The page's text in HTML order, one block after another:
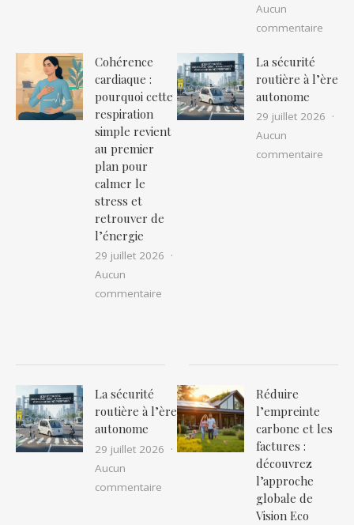
Aucun
commentaire
Cohérence
cardiaque :
pourquoi cette
respiration
simple revient
au premier
plan pour
calmer le
stress et
retrouver de
l’énergie
29 juillet 2026
Aucun
commentaire
La sécurité
routière à l’ère
autonome
29 juillet 2026
Aucun
commentaire
La sécurité
routière à l’ère
autonome
29 juillet 2026
Aucun
commentaire sur La sécurité routière à l’ère
Réduire
l’empreinte
carbone et les
factures :
découvrez
l’approche
globale de
Vision Eco